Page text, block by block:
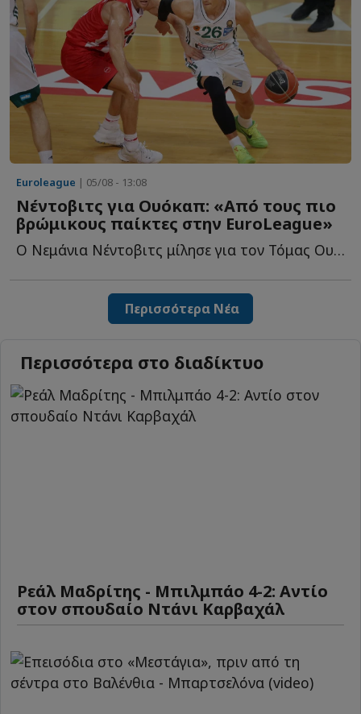
Euroleague | 05/08 - 13:08
Νέντοβιτς για Ουόκαπ: «Aπό τους πιο
βρώμικους παίκτες στην EuroLeague»
Ο Νεμάνια Νέντοβιτς μίλησε για τον Τόμας Ουόκαπ και θ...
Περισσότερα Νέα
Περισσότερα στο διαδίκτυο
Ρεάλ Μαδρίτης - Μπιλμπάο 4-2: Αντίο
στον σπουδαίο Ντάνι Καρβαχάλ